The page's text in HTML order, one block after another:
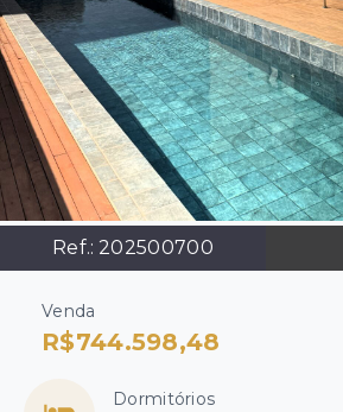
Ref.: 202500700
Venda
R$744.598,48
Dormitórios